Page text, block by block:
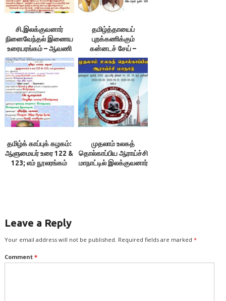
சி.இலக்குவனார்
நினைவேந்தல் இணைய
உரையரங்கம் – ஆவணி
22, 2056 /
07.09.2025 ஞாயிறு
காலை 10.00
தமிழ்த்தாயைப்
புறக்கணிக்கும்
கன்னடச் சேய் –
இலக்குவனார்
திருவள்ளுவன்
தமிழ்க் காப்புக் கழகம்:
ஆளுமையர் உரை 122 &
123; எம் நூலரங்கம்
முதலாம் உலகத்
தொல்காப்பிய ஆராய்ச்சி
மாநாட்டில் இலக்குவனார்
Leave a Reply
Your email address will not be published. Required fields are marked *
Comment *